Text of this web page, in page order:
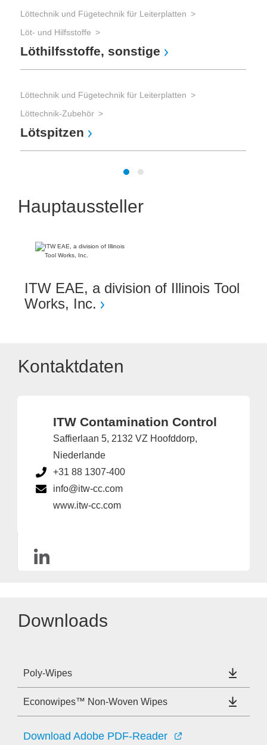
Löttechnik und Fügetechnik für Leiterplatten
Löt- und Hilfsstoffe
Löthilfsstoffe, sonstige
Löttechnik und Fügetechnik für Leiterplatten
Löttechnik-Zubehör
Lötspitzen
Hauptaussteller
ITW EAE, a division of Illinois Tool
Works, Inc.
Kontaktdaten
ITW Contamination Control
Saffierlaan 5, 2132 VZ Hoofddorp,
Niederlande
+31 88 1307-400
info@itw-cc.com
www.itw-cc.com
Downloads
Poly-Wipes
Econowipes™ Non-Woven Wipes
Download Adobe PDF-Reader